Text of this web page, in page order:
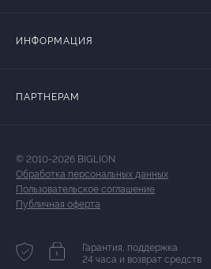
ИНФОРМАЦИЯ
ПАРТНЕРАМ
© 2010-2026 BIGLION
Обработка персональных данных
Пользовательское соглашение
Публичная оферта
Гарантия, поддержка
24 часа и возврат средств